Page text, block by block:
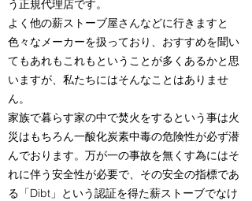
う正規代理店です。
よく他の薪ストーブ屋さんなどに行きますと
色々なメーカーを扱っており、おすすめを聞い
てもあれもこれもということが多くあるかと思
いますが、私たちにはそんなことはありませ
ん。
家族で暮らす家の中で焚火をするという事は火
災はもちろん一酸化炭素中毒の危険性が必ず潜
んでおります。万が一の事故を無くす為にはそ
れに伴う安全性が必要で、その安全の指標であ
る「Dibt」という認証を得た薪ストーブでなけ